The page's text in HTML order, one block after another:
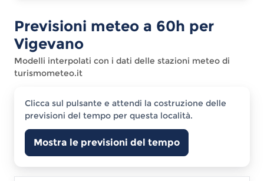
Previsioni meteo a 60h per
Vigevano
Modelli interpolati con i dati delle stazioni meteo di
turismometeo.it
Clicca sul pulsante e attendi la costruzione delle
previsioni del tempo per questa località.
Mostra le previsioni del tempo